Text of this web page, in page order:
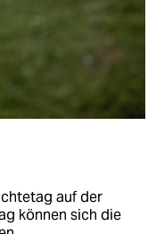
auf der
können sich die